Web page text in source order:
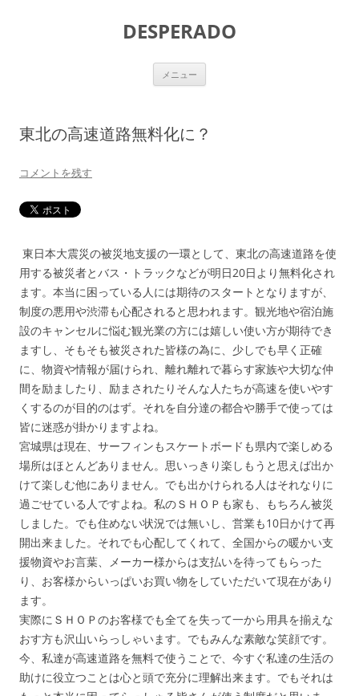
DESPERADO
メニュー
ス
東北の高速道路無料化に？
コメントを残す
東日本大震災の被災地支援の一環として、東北の高速道路を使
用する被災者とバス・トラックなどが明日20日より無料化され
ます。本当に困っている人には期待のスタートとなりますが、
制度の悪用や渋滞も心配されると思われます。観光地や宿泊施
設のキャンセルに悩む観光業の方には嬉しい使い方が期待でき
ますし、そもそも被災された皆様の為に、少しでも早く正確
に、物資や情報が届けられ、離れ離れで暮らす家族や大切な仲
間を励ましたり、励まされたりそんな人たちが高速を使いやす
くするのが目的のはず。それを自分達の都合や勝手で使っては
皆に迷惑が掛かりますよね。
宮城県は現在、サーフィンもスケートボードも県内で楽しめる
場所はほとんどありません。思いっきり楽しもうと思えば出か
けて楽しむ他にありません。でも出かけられる人はそれなりに
過ごせている人ですよね。私のＳＨＯＰも家も、もちろん被災
しました。でも住めない状況では無いし、営業も10日かけて再
開出来ました。それでも心配してくれて、全国からの暖かい支
援物資やお言葉、メーカー様からは支払いを待ってもらった
り、お客様からいっぱいお買い物をしていただいて現在があり
ます。
実際にＳＨＯＰのお客様でも全てを失って一から用具を揃えな
おす方も沢山いらっしゃいます。でもみんな素敵な笑顔です。
今、私達が高速道路を無料で使うことで、今すぐ私達の生活の
助けに役立つことは心と頭で充分に理解出来ます。でもそれは